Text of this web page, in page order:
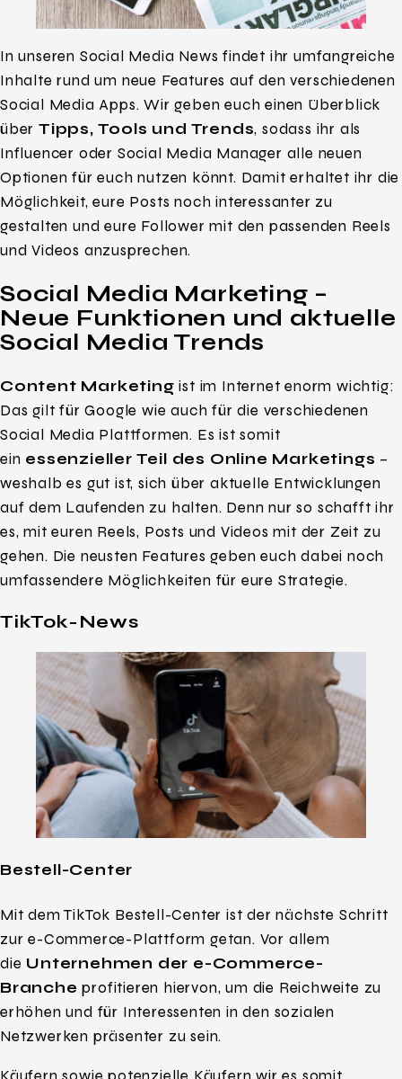
In unseren Social Media News findet ihr umfangreiche
Inhalte rund um neue Features auf den verschiedenen
Social Media Apps. Wir geben euch einen Überblick
über Tipps, Tools und Trends, sodass ihr als
Influencer oder Social Media Manager alle neuen
Optionen für euch nutzen könnt. Damit erhaltet ihr die
Möglichkeit, eure Posts noch interessanter zu
gestalten und eure Follower mit den passenden Reels
und Videos anzusprechen.
Social Media Marketing –
Neue Funktionen und aktuelle
Social Media Trends
Content Marketing ist im Internet enorm wichtig:
Das gilt für Google wie auch für die verschiedenen
Social Media Plattformen. Es ist somit
ein essenzieller Teil des Online Marketings –
weshalb es gut ist, sich über aktuelle Entwicklungen
auf dem Laufenden zu halten. Denn nur so schafft ihr
es, mit euren Reels, Posts und Videos mit der Zeit zu
gehen. Die neusten Features geben euch dabei noch
umfassendere Möglichkeiten für eure Strategie.
TikTok-News
Bestell-Center
Mit dem TikTok Bestell-Center ist der nächste Schritt
zur e-Commerce-Plattform getan. Vor allem
die Unternehmen der e-Commerce-
Branche profitieren hiervon, um die Reichweite zu
erhöhen und für Interessenten in den sozialen
Netzwerken präsenter zu sein.